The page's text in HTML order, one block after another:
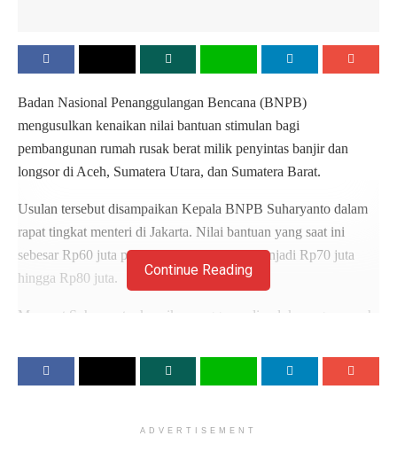
Badan Nasional Penanggulangan Bencana (BNPB)
mengusulkan kenaikan nilai bantuan stimulan bagi
pembangunan rumah rusak berat milik penyintas banjir dan
longsor di Aceh, Sumatera Utara, dan Sumatera Barat.
Usulan tersebut disampaikan Kepala BNPB Suharyanto dalam
rapat tingkat menteri di Jakarta. Nilai bantuan yang saat ini
sebesar Rp60 juta per unit diusulkan naik menjadi Rp70 juta
hingga Rp80 juta.
Menurut Suharyanto, kenaikan anggaran diperlukan agar rumah
dan memiliki ketahanan yang lebih baik terhadap risiko bencana
di masa mendatang.
Continue Reading
ADVERTISEMENT